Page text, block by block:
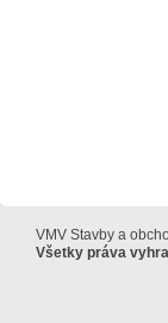
VMV Stavby a
Všetky práva